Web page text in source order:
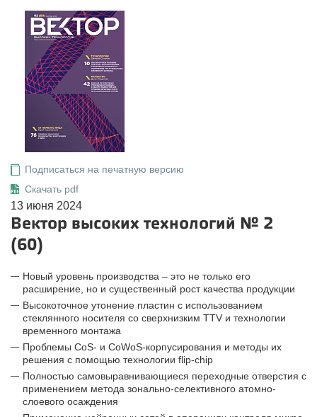
Подписаться на печатную версию
Скачать pdf
13 июня 2024
Вектор высоких технологий № 2
(60)
Новый уровень производства – это не только его
расширение, но и существенный рост качества продукции
Высокоточное утонение пластин с использованием
стеклянного носителя со сверхнизким TTV и технологии
временного монтажа
Проблемы CoS- и CoWoS-корпусирования и методы их
решения с помощью технологии flip-chip
Полностью самовыравнивающиеся переходные отверстия с
применением метода зонально-селективного атомно-
слоевого осаждения